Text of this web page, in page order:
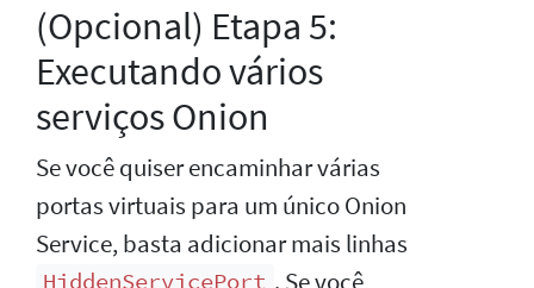
(Opcional) Etapa 5:
Executando vários
serviços Onion
Se você quiser encaminhar várias
portas virtuais para um único Onion
Service, basta adicionar mais linhas
HiddenServicePort . Se você